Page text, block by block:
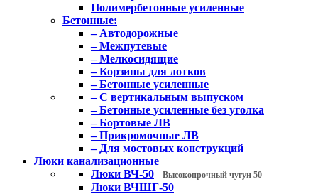
Полимербетонные усиленные
Бетонные:
– Автодорожные
– Межпутевые
– Мелкосидящие
– Корзины для лотков
– Бетонные усиленные
– С вертикальным выпуском
– Бетонные усиленные без уголка
– Бортовые ЛВ
– Прикромочные ЛВ
– Для мостовых конструкций
Люки канализационные
Люки ВЧ-50
Высокопрочный чугун 50
Люки ВЧШГ-50